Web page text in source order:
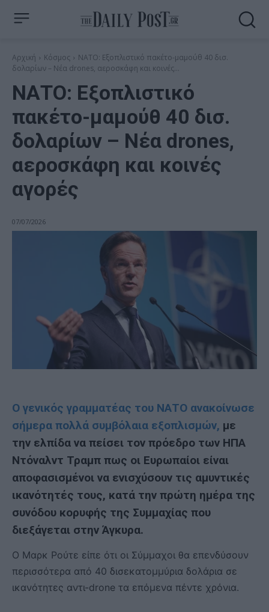
Αρχική Κόσμος
ΝΑΤΟ: Εξοπλιστικό πακέτο-μαμούθ 40 δισ.
δολαρίων – Νέα drones, αεροσκάφη και κοινές...
ΝΑΤΟ: Εξοπλιστικό
πακέτο-μαμούθ 40 δισ.
δολαρίων – Νέα drones,
αεροσκάφη και κοινές
αγορές
07/07/2026
Ο γενικός γραμματέας του ΝΑΤΟ ανακοίνωσε
σήμερα πολλά συμβόλαια εξοπλισμών, με
την ελπίδα να πείσει τον πρόεδρο των ΗΠΑ
Ντόναλντ Τραμπ πως οι Ευρωπαίοι είναι
αποφασισμένοι να ενισχύσουν τις αμυντικές
ικανότητές τους, κατά την πρώτη ημέρα της
συνόδου κορυφής της Συμμαχίας που
διεξάγεται στην Άγκυρα.
Ο Μαρκ Ρούτε είπε ότι οι Σύμμαχοι θα επενδύσουν
περισσότερα από 40 δισεκατομμύρια δολάρια σε
ικανότητες αντι-drone τα επόμενα πέντε χρόνια.